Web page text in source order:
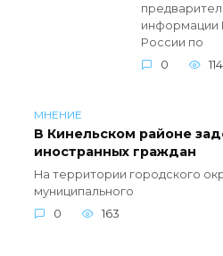
информации
России по
0
114
МНЕНИЕ
В Кинельском районе
иностранных граждан
На территории городского
муниципального
0
163